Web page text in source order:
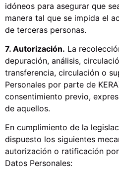
idóneos para asegurar que
manera tal que se impida el
de terceras personas.
7. Autorización. La
depuración, análisis,
transferencia, circulación o
Personales por parte de
consentimiento previo,
de aquellos.
En cumplimiento de la
dispuesto los siguientes
autorización o ratificación
Datos Personales: